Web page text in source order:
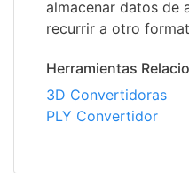
almacenar datos de
recurrir a otro
Herramientas
3D Convertidoras
PLY Convertidor